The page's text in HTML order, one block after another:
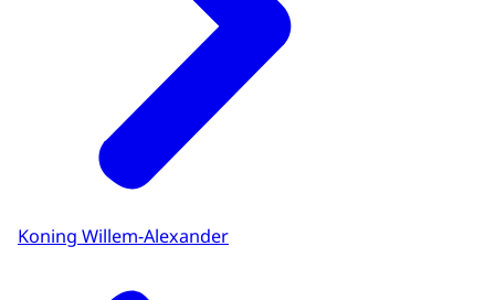
Koning Willem-Alexander